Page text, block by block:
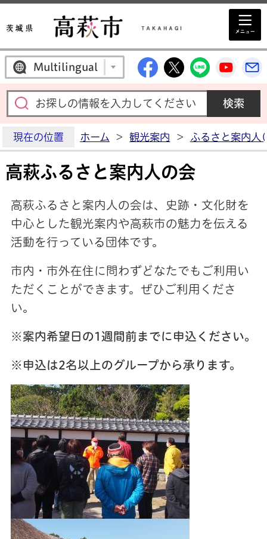
Multilingual 高萩市公式
高萩市公式X
高萩市
高
現在の位置 ホーム > 観光案内 > ふるさと案内人
高萩ふるさと案内人の会
高萩ふるさと案内人の会は、史跡・文化財を
中心とした観光案内や高萩市の魅力を伝える
活動を行っている団体です。
市内・市外在住に問わずどなたでもご利用い
ただくことができます。ぜひご利用くださ
い。
※案内希望日の1週間前までに申込ください。
※申込は2名以上のグループから承ります。